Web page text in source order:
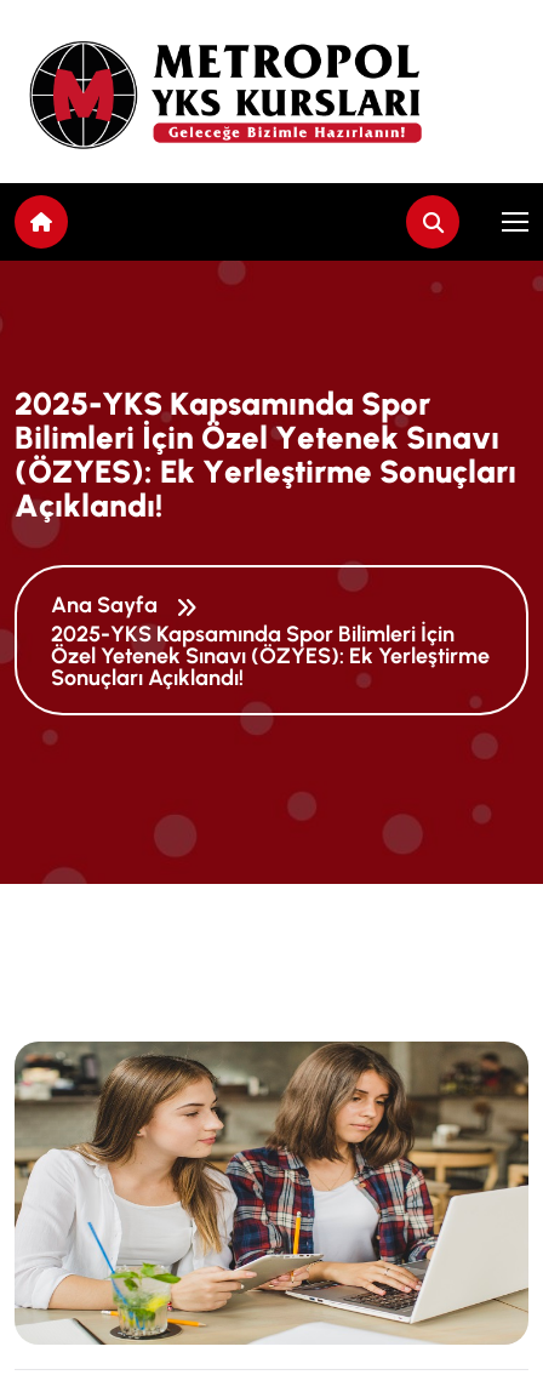
2025-YKS Kapsamında Spor
Bilimleri İçin Özel YetenekSınavı
(ÖZYES): Ek Yerleştirme Sonuçları
Açıklandı!
Ana Sayfa
2025-YKS Kapsamında Spor Bilimleri İçin
Özel Yetenek Sınavı (ÖZYES): Ek Yerleştirme
Sonuçları Açıklandı!